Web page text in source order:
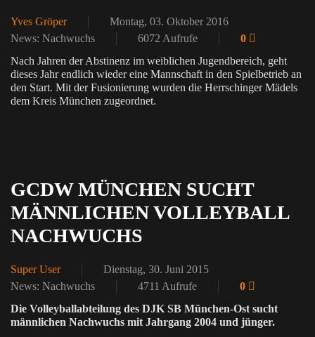
Yves Gröper
Montag, 03. Oktober 2016
News: Nachwuchs
6072 Aufrufe
0
Nach Jahren der Abstinenz im weiblichen Jugendbereich, geht
dieses Jahr endlich wieder eine Mannschaft in den Spielbetrieb an
den Start. Mit der Fusionierung wurden die Herrschinger Mädels
dem Kreis München zugeordnet.
GCDW MÜNCHEN SUCHT
MÄNNLICHEN VOLLEYBALL
NACHWUCHS
Super User
Dienstag, 30. Juni 2015
News: Nachwuchs
4711 Aufrufe
0
Die Volleyballabteilung des DJK SB München-Ost sucht
männlichen Nachwuchs mit Jahrgang 2004 und jünger.